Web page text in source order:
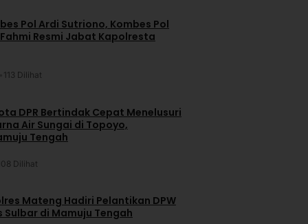
Pol Ardi Sutriono, Kombes Pol
Resmi Jabat Kapolresta
113 Dilihat
DPR Bertindak Cepat Menelusuri
Air Sungai di Topoyo,
Tengah
Dilihat
Mateng Hadiri Pelantikan DPW
di Mamuju Tengah